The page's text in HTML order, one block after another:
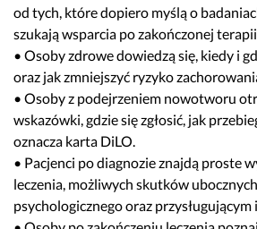
od tych, które dopiero myślą o
szukają wsparcia po zakończonej
• Osoby zdrowe dowiedzą się, kiedy i
oraz jak zmniejszyć ryzyko
• Osoby z podejrzeniem nowotworu
wskazówki, gdzie się zgłosić, jak
oznacza karta DiLO.
• Pacjenci po diagnozie znajdą proste
leczenia, możliwych skutków
psychologicznego oraz przysługującym